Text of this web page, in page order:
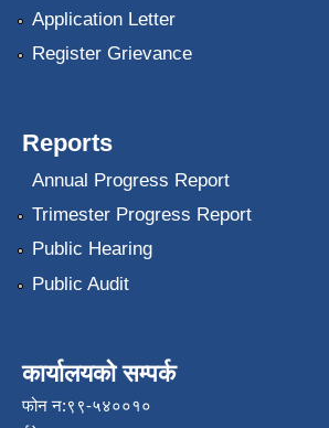
Application Letter
Register Grievance
Reports
Annual Progress Report
Trimester Progress Report
Public Hearing
Public Audit
कार्यालयको सम्पर्क
फोन न:९९-५४००१०